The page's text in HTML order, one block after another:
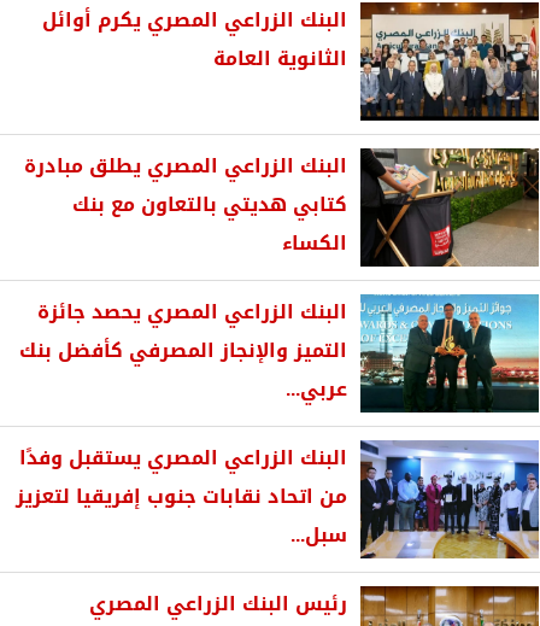
البنك الزراعي المصري يكرم أوائل
الثانوية العامة
البنك الزراعي المصري يطلق مبادرة
كتابي هديتي بالتعاون مع بنك
الكساء
البنك الزراعي المصري يحصد جائزة
التميز والإنجاز المصرفي كأفضل بنك
عربي...
البنك الزراعي المصري يستقبل وفدًا
من اتحاد نقابات جنوب إفريقيا لتعزيز
سبل...
رئيس البنك الزراعي المصري